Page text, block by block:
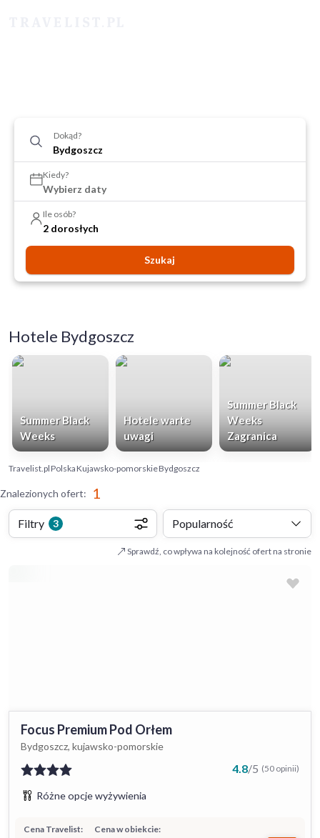
Dokąd?
Kiedy?
Wybierz daty
Ile osób?
2 dorosłych
Szukaj
Hotele Bydgoszcz
Summer Black
Weeks
Hotele warte
uwagi
Summer Black
Weeks
Zagranica
Travelist.plPolskaKujawsko-pomorskieBydgoszcz
Znalezionych ofert: 1
Filtry 3 Popularność
Sprawdź, co wpływa na kolejność ofert na stronie
Focus Premium Pod Orłem
Bydgoszcz, kujawsko-pomorskie
4.8/5 (50 opinii)
Różne opcje wyżywienia
Cena w obiekcie:
Cena Travelist: